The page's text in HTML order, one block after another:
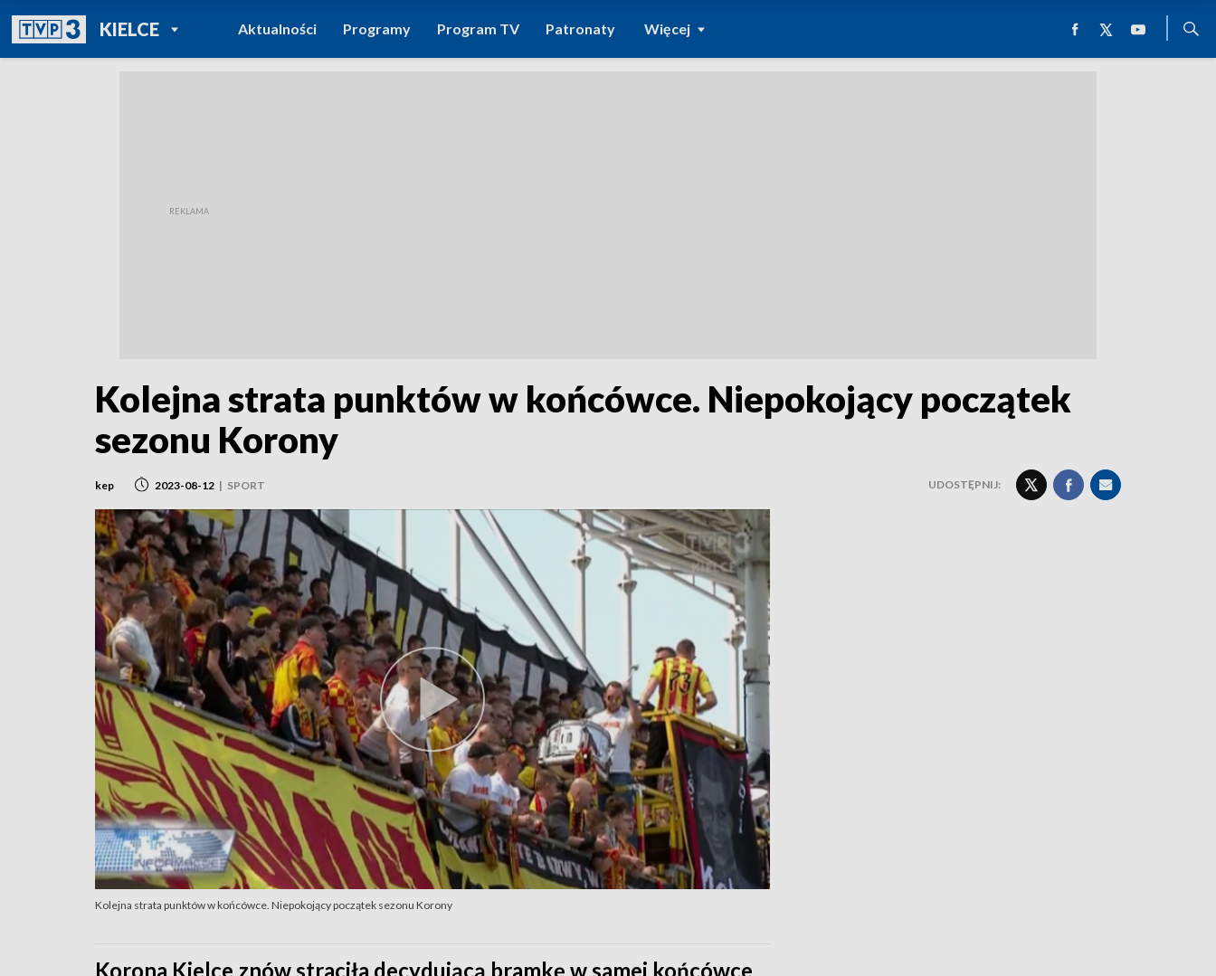
KIELCEPOWRÓT DO
TVP REGIONY
Aktualności Programy Program TV Patronaty Więcej
Kolejna strata punktów w końcówce. Niepokojący początek
sezonu Korony
kep 2023-08-12 | SPORT UDOSTĘPNIJ:
Kolejna strata punktów w końcówce. Niepokojący początek sezonu Korony
Korona Kielce znów straciła decydującą bramkę w samej końcówce